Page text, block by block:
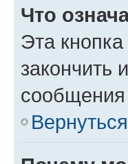
Что
Эта
закончить
сообщения